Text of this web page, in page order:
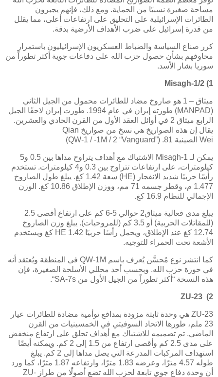
مساحة صغيرة نسبيًا من الحماية. ومع ذلك، فإنهم يجبرون
الطائرات الإسرائيلية على التحليق على ارتفاعات أعلى، مما يقلل
من قدرة إسرائيل على ضرب الأهداف الأرضية بدقة.
كرر صناع السياسة والضباط العسكريون الإسرائيليون باستمرار
مخاوفهم بشأن حصول حزب الله على دفاعات جوية أكثر تطوراً من
سوريا بشار الأسد.
1)
Misagh-1/2
ميثاق – 1 هو صاروخ مضاد للطائرات محمول من الجيل الثاني
(
MANPAD
) طورته إيران في عام 1994. طورت إيران لاحقًا الجيل
الرابع ميثاق 2 في أوائل العقد الأول من القرن الحادي والعشرين.
يقال إن هذه الصواريخ هي نسخ من صواريخ Qian
Wei الصينية (QW-1 / -1M / 2 “Vanguard”) .81
يمكن لـ Misagh-1
الاشتباك مع أهداف يتراوح مداها بين 0.5 و5
كيلومترات، على ارتفاعات تتراوح بين 0.3 و4 كيلومترات. تستخدم
رأسًا حربيًا شديد الانفجار (HE
) سعة 1.42 كغ. يبلغ طول الصاروخ
1.477 م، وقطر جسمه 71 مم، ووزن الإطلاق 10.86 كغ. الوزن
الإجمالي للنظام 16.9 كغ.
يبلغ مدى فعالية ميثاق2 حوالي 5-6 كم على ارتفاع أقصى 2.5
(للمقاتلات الحربية) أو 3.5 كم (للمروحيات). يبلغ وزن الصاروخ
12.74 كغ عند الإطلاق، ويحمل رأسًا حربيًا
HE 1.42 كغ ويستخدم
الأشعة تحت الحمراء للتوجيه.
كما انتشر نوع مُحسَّن يُعرف باسم QW-1M في المنطقة ويُعتقد أنه
في حوزة حزب الله. وبحسب أحد محللي الأسلحة الصغيرة، فإن
هذه النسخة “أكثر تطوراً من الجيل الأول من SA-7s
“.
2)
ZU-23
ZU-23 هي وحدة ثابتة مزودة بمدافع توأمية مضادة للطائرات عيار
23 ملم، طورها الاتحاد السوفيتي في الخمسينيات من القرن
الماضي. تم تصميمه للاشتباك مع أهداف تحلق على ارتفاع منخفض
على مدى 2.5 كم وأقصى ارتفاع من 1.5 إلى 2 كم. ويمكنه أيضًا
استهداف المركبات المدرعة التي يصل مداها إلى 2 كم. يبلغ
طوله 4.57
مترًا، وعرضه 1.83 مترًا، وارتفاعه 1.87 مترًا، كما ورد
أن وحدة دفاع جوي تابعة لحزب الله تضع أصولًا من طراز ZU-